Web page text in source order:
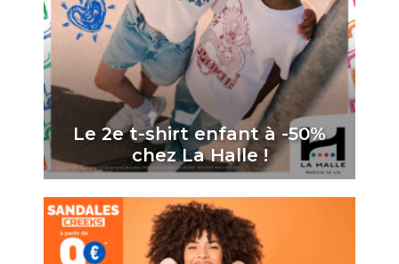
Le 2e t-shirt enfant à -50%
chez La Halle !